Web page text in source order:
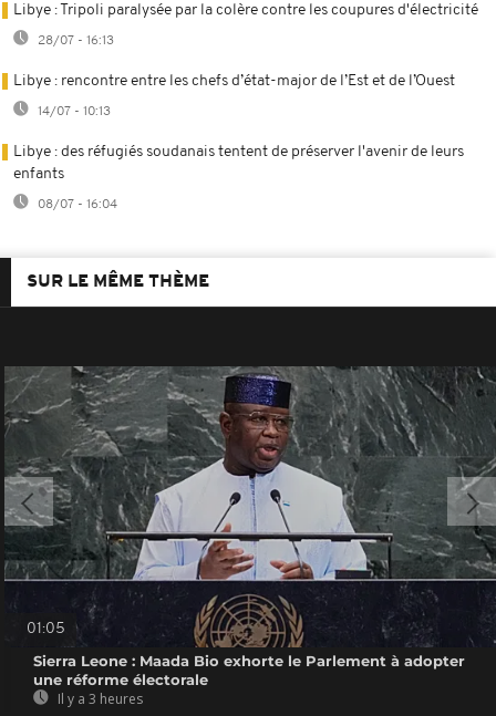
Libye : Tripoli paralysée par la colère contre les coupures d'électricité
28/07 - 16:13
Libye : rencontre entre les chefs d’état-major de l’Est et de l’Ouest
14/07 - 10:13
Libye : des réfugiés soudanais tentent de préserver l'avenir de leurs
enfants
08/07 - 16:04
SUR LE MÊME THÈME
01:05
Sierra Leone : Maada Bio exhorte le Parlement à adopter
une réforme électorale
Il y a 3 heures